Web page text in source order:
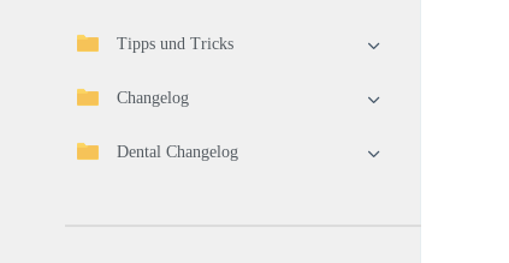
Tipps und Tricks
Changelog
Dental Changelog